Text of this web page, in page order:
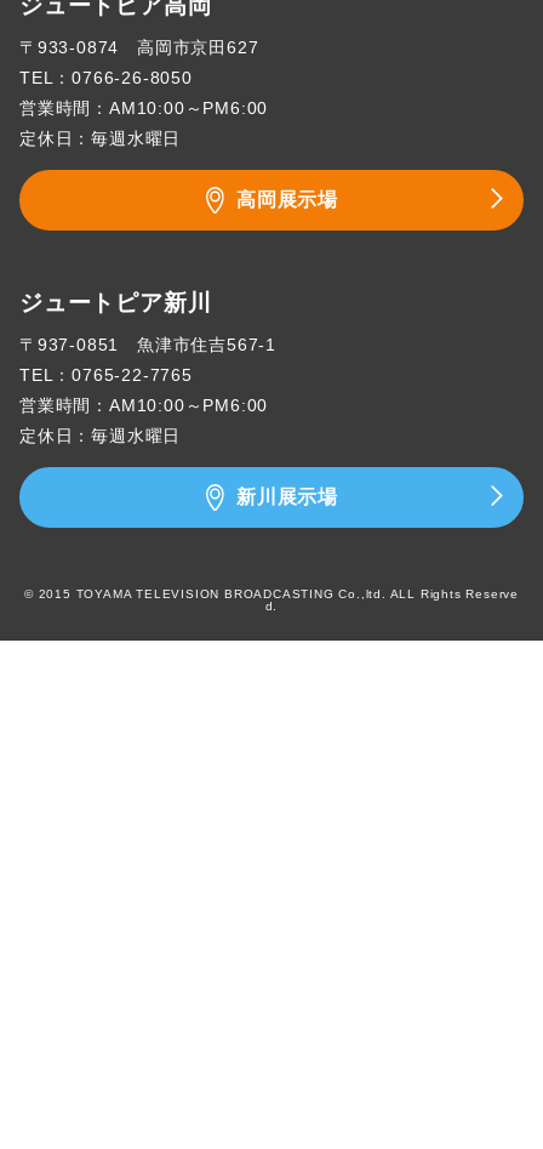
ジュートピア高岡
〒933-0874 高岡市京田627
TEL：0766-26-8050
営業時間：AM10:00～PM6:00
定休日：毎週水曜日
高岡展示場
ジュートピア新川
〒937-0851 魚津市住吉567-1
TEL：0765-22-7765
営業時間：AM10:00～PM6:00
定休日：毎週水曜日
新川展示場
© 2015 TOYAMA TELEVISION BROADCASTING Co.,ltd. ALL Rights Reserve
d.